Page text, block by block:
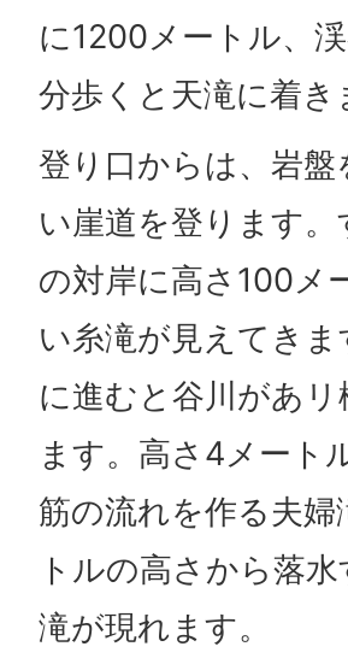
に1200メートル、
分歩くと天滝に着き
登り口からは、岩盤
い崖道を登ります。
の対岸に高さ100メ
い糸滝が見えてきま
に進むと谷川があリ
ます。高さ4メート
筋の流れを作る夫婦
トルの高さから落
滝が現れます。